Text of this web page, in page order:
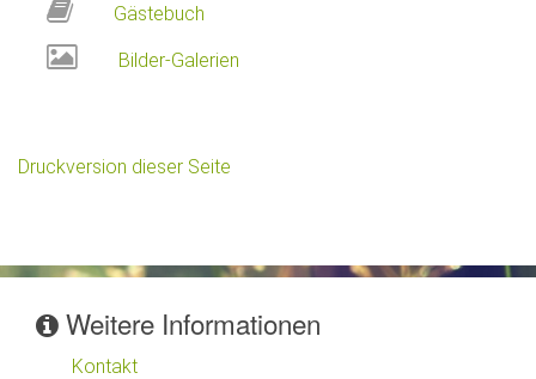
Gästebuch
Bilder-Galerien
Druckversion dieser Seite
Weitere Informationen
Kontakt